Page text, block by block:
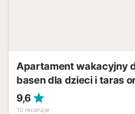
Apartament wakacyjny
basen dla dzieci i taras
9,6
10 recenzje